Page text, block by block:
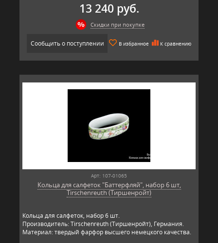
13 240 руб.
Скидки при покупке
Сообщить о поступлении В избранное К сравнению
Арт: 107-01065
Кольца для салфеток "Баттерфляй", набор 6 шт,
Tirschenreuth (Тиршенройт)
Кольца для салфеток, набор 6 шт.
Производитель: Tirschenreuth (Тиршенройт), Германия.
Материал: твердый фарфор высшего немецкого качества.